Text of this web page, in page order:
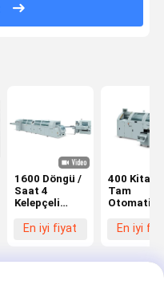
1600 Döngü /
Saat 4
Kelepçeli
Akışı Kitap
En iyi fiyat
400 Kitap/
Tam
Otomatik
Ciltleyici
En iyi